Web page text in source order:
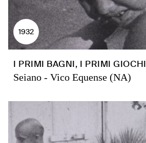
1932
I PRIMI BAGNI, I PRIMI GIOCHI
Seiano - Vico Equense (NA)